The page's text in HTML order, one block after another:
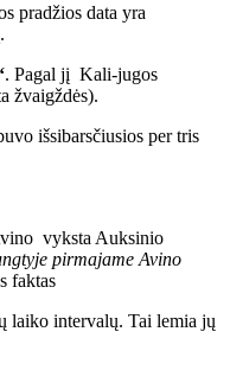
pradžios data yra
. Pagal jį Kali-jugos
žvaigždės).
išsibarsčiusios per tris
vyksta Auksinio
pirmajame Avino
faktas
laiko intervalų. Tai lemia jų